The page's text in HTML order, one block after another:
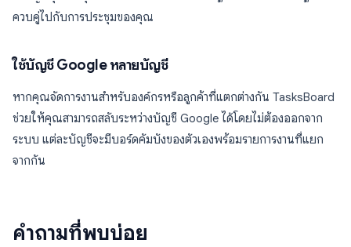
ควบคู่ไปกับการประชุมของคุณ
ใช้บัญชี Google หลายบัญชี
หากคุณจัดการงานสำหรับองค์กรหรือลูกค้าที่แตกต่างกัน TasksBoard
ช่วยให้คุณสามารถสลับระหว่างบัญชี Google ได้โดยไม่ต้องออกจาก
ระบบ แต่ละบัญชีจะมีบอร์ดคัมบังของตัวเองพร้อมรายการงานที่แยก
จากกัน
คำถามที่พบบ่อย